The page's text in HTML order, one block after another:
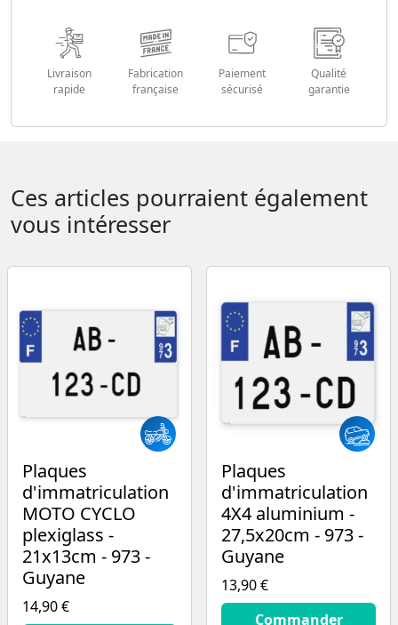
Livraison
rapide
Fabrication
française
Paiement
sécurisé
Qualité
garantie
Ces articles pourraient également
vous intéresser
Plaques
d'immatriculation
MOTO CYCLO
plexiglass -
21x13cm - 973 -
Guyane
14,90 €
Plaques
d'immatriculation
4X4 aluminium -
27,5x20cm - 973 -
Guyane
13,90 €
13.9
€Commander